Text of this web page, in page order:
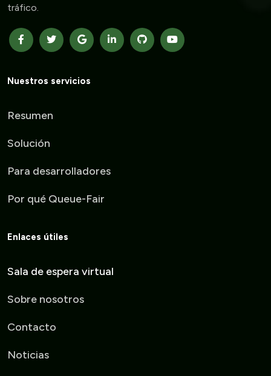
tráfico.
Nuestros servicios
Resumen
Solución
Para desarrolladores
Por qué Queue-Fair
Enlaces útiles
Sala de espera virtual
Sobre nosotros
Contacto
Noticias